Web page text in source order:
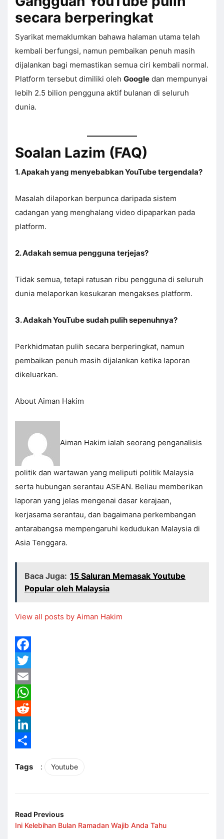
secara berperingkat
Syarikat memaklumkan bahawa halaman utama telah
kembali berfungsi, namun pembaikan penuh masih
dijalankan bagi memastikan semua ciri kembali normal.
Platform tersebut dimiliki oleh Google dan mempunyai
lebih 2.5 bilion pengguna aktif bulanan di seluruh
dunia.
Soalan Lazim (FAQ)
1. Apakah yang menyebabkan YouTube tergendala?
Masalah dilaporkan berpunca daripada sistem
cadangan yang menghalang video dipaparkan pada
platform.
2. Adakah semua pengguna terjejas?
Tidak semua, tetapi ratusan ribu pengguna di seluruh
dunia melaporkan kesukaran mengakses platform.
3. Adakah YouTube sudah pulih sepenuhnya?
Perkhidmatan pulih secara berperingkat, namun
pembaikan penuh masih dijalankan ketika laporan
dikeluarkan.
About Aiman Hakim
Aiman Hakim ialah seorang penganalisis
politik dan wartawan yang meliputi politik Malaysia
serta hubungan serantau ASEAN. Beliau memberikan
laporan yang jelas mengenai dasar kerajaan,
kerjasama serantau, dan bagaimana perkembangan
antarabangsa mempengaruhi kedudukan Malaysia di
Asia Tenggara.
Baca Juga: 15 Saluran Memasak Youtube
Popular oleh Malaysia
View all posts by Aiman Hakim
Facebook
Twitter
Email
WhatsApp
Reddit
LinkedIn
Tags
: Youtube
Read Previous
Ini Kelebihan Bulan Ramadan Wajib Anda Tahu